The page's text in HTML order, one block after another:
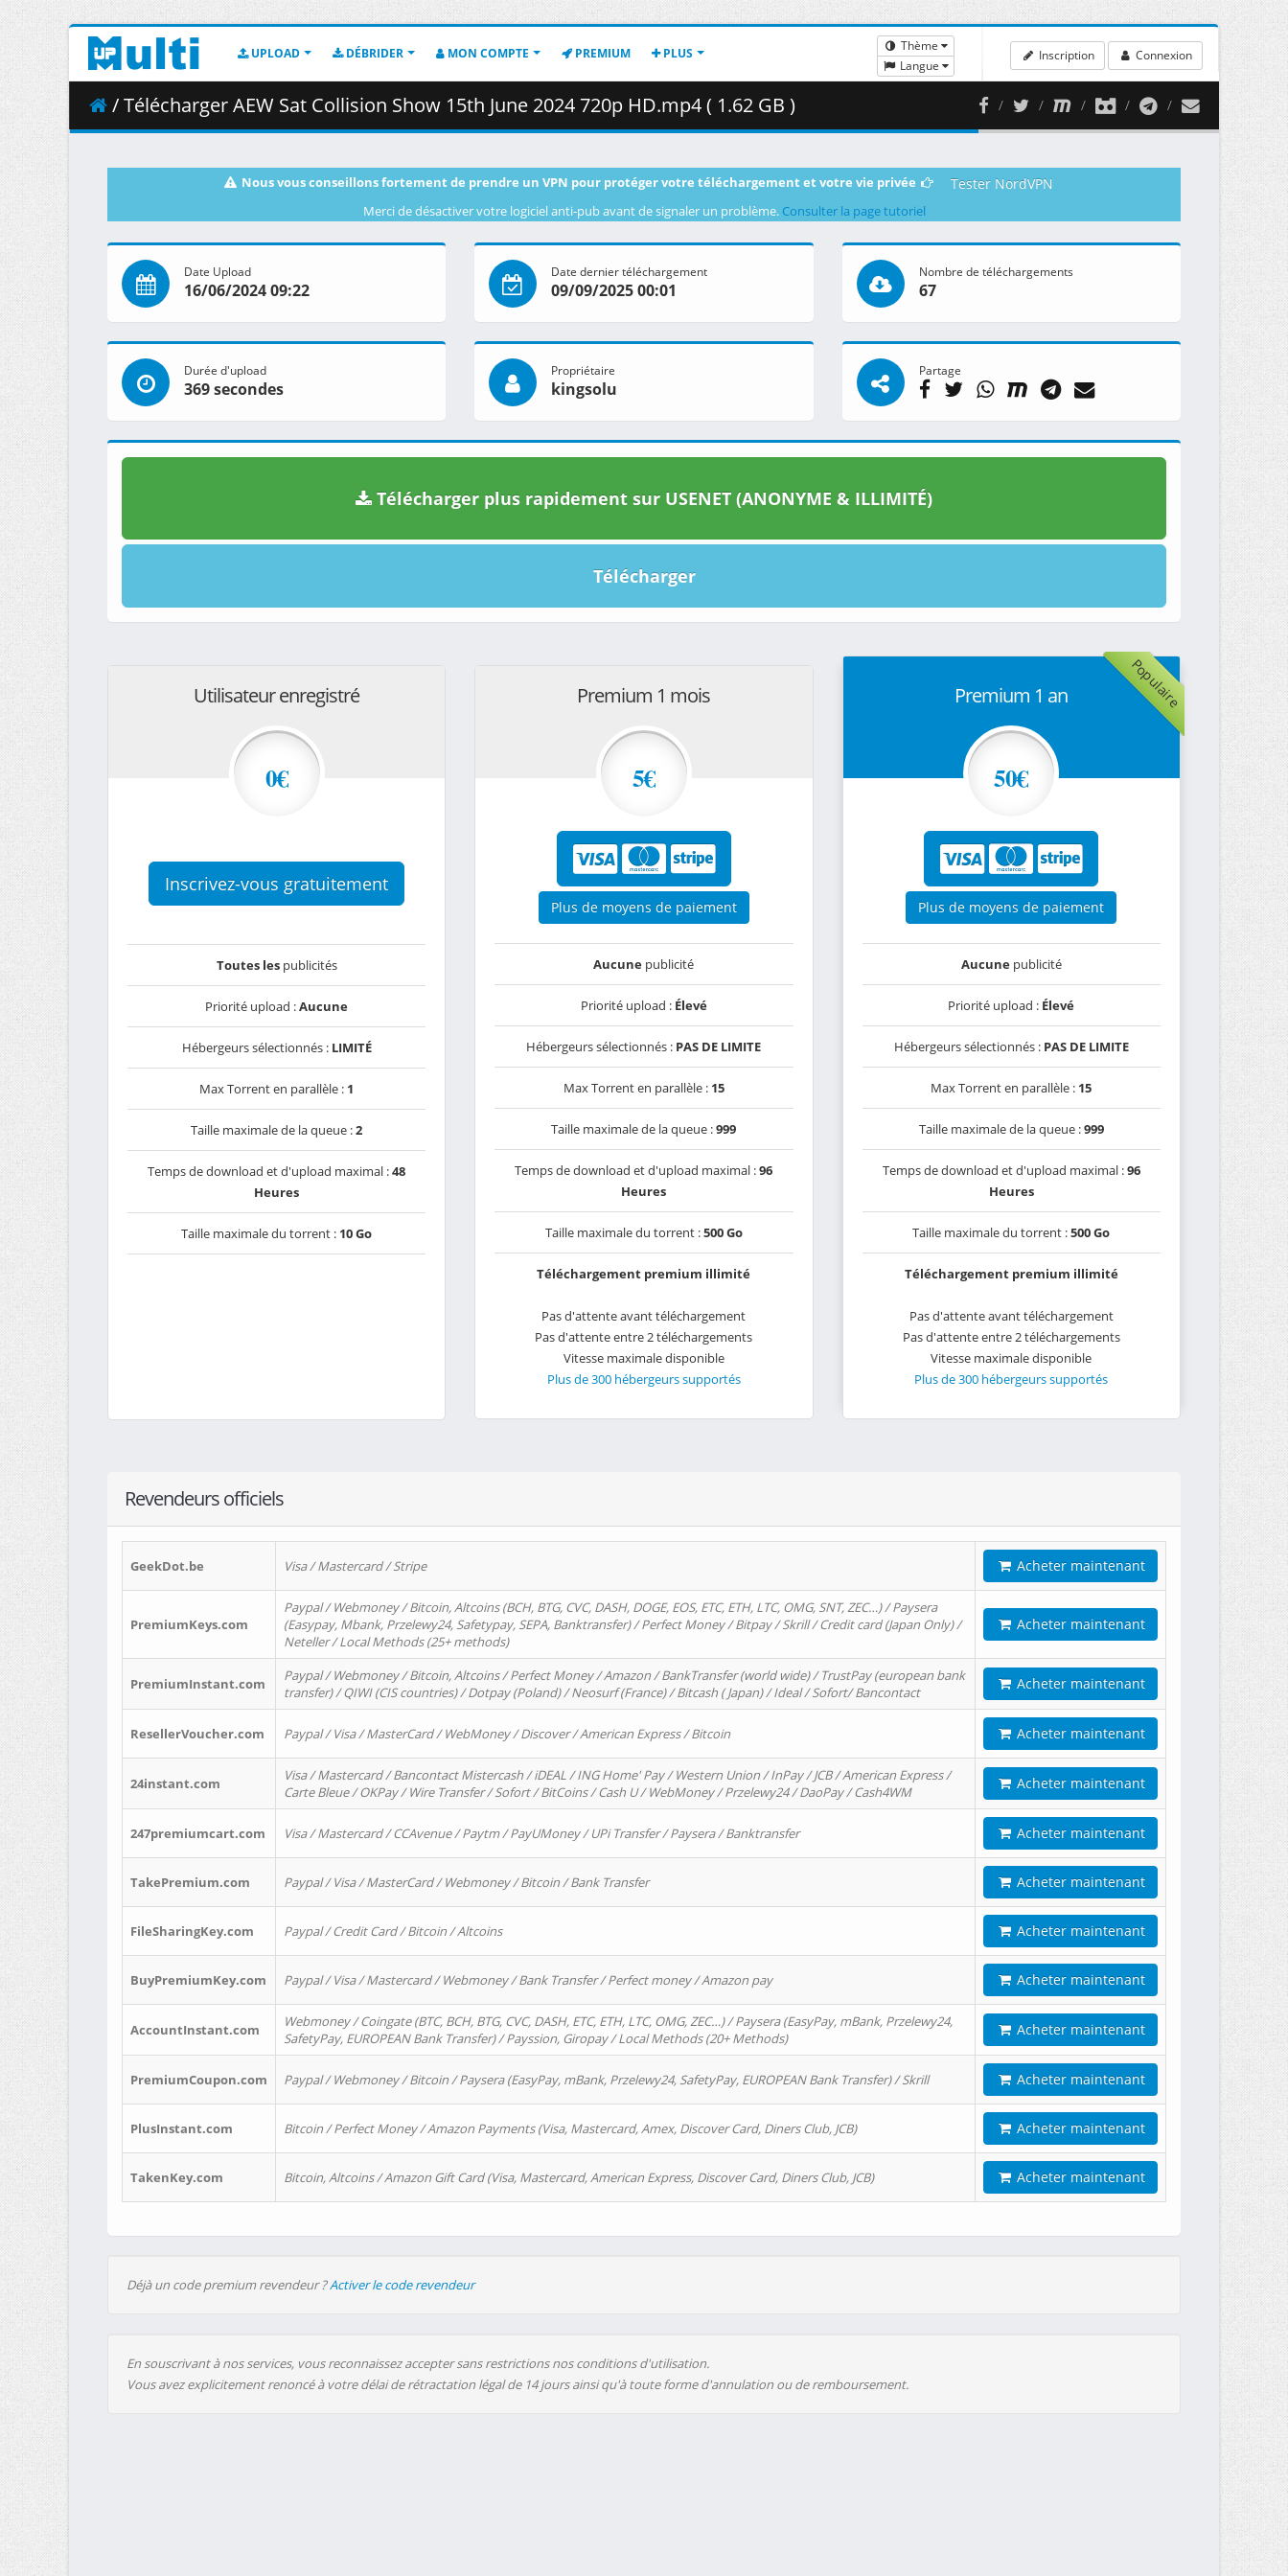
UPLOAD DÉBRIDER MON COMPTE PREMIUM PLUS
Thème
Langue
Inscription Connexion
/ Télécharger AEW Sat Collision Show 15th June 2024 720p HD.mp4 ( 1.62 GB )
Nous vous conseillons fortement de prendre un VPN pour protéger votre téléchargement et votre vie privée Tester NordVPN
Merci de désactiver votre logiciel anti-pub avant de signaler un problème. Consulter la page tutoriel
Date Upload
16/06/2024 09:22
Date dernier téléchargement
09/09/2025 00:01
Nombre de téléchargements
67
Durée d'upload
369 secondes
Propriétaire
kingsolu
Partage
Télécharger plus rapidement sur USENET (ANONYME & ILLIMITÉ)
Télécharger
Utilisateur enregistré
0€
Inscrivez-vous gratuitement
Toutes lespublicités
Priorité upload :Aucune
Hébergeurs sélectionnés : LIMITÉ
Max Torrent en parallèle : 1
Taille maximale de la queue :2
Temps de download et d'upload maximal :48
Heures
Taille maximale du torrent : 10 Go
Premium 1 mois
5€
Plus de moyens de paiement
Aucune publicité
Priorité upload : Élevé
Hébergeurs sélectionnés : PAS DE LIMITE
Max Torrent en parallèle : 15
Taille maximale de la queue :999
Temps de download et d'upload maximal :96
Heures
Taille maximale du torrent :500 Go
Téléchargement premium illimité
Pas d'attente avant téléchargement
Pas d'attente entre 2 téléchargements
Vitesse maximale disponible
Plus de 300 hébergeurs supportés
Populaire
Premium 1 an
50€
Plus de moyens de paiement
Aucunepublicité
Priorité upload : Élevé
Hébergeurs sélectionnés : PAS DE LIMITE
Max Torrent en parallèle : 15
Taille maximale de la queue :999
Temps de download et d'upload maximal :96
Heures
Taille maximale du torrent :500 Go
Téléchargement premium illimité
Pas d'attente avant téléchargement
Pas d'attente entre 2 téléchargements
Vitesse maximale disponible
Plus de 300 hébergeurs supportés
Revendeurs officiels
GeekDot.be Visa / Mastercard / Stripe Acheter maintenant
PremiumKeys.com
Paypal / Webmoney / Bitcoin, Altcoins (BCH, BTG, CVC, DASH, DOGE, EOS, ETC, ETH, LTC, OMG, SNT, ZEC…) / Paysera
(Easypay, Mbank, Przelewy24, Safetypay, SEPA, Banktransfer) / Perfect Money / Bitpay / Skrill / Credit card (Japan Only) /
Neteller / Local Methods (25+ methods)
Acheter maintenant
PremiumInstant.com
Paypal / Webmoney / Bitcoin, Altcoins / Perfect Money / Amazon / BankTransfer (world wide) / TrustPay (european bank
transfer) / QIWI (CIS countries) / Dotpay (Poland) / Neosurf (France) / Bitcash ( Japan) / Ideal / Sofort/ Bancontact
Acheter maintenant
ResellerVoucher.com Paypal / Visa / MasterCard / WebMoney / Discover / American Express / Bitcoin Acheter maintenant
24instant.com
Visa / Mastercard / Bancontact Mistercash / iDEAL / ING Home' Pay / Western Union / InPay / JCB / American Express /
Carte Bleue / OKPay / Wire Transfer / Sofort / BitCoins / Cash U / WebMoney / Przelewy24 / DaoPay / Cash4WM
Acheter maintenant
247premiumcart.com Visa / Mastercard / CCAvenue / Paytm / PayUMoney / UPi Transfer / Paysera / Banktransfer Acheter maintenant
TakePremium.com Paypal / Visa / MasterCard / Webmoney / Bitcoin / Bank Transfer Acheter maintenant
FileSharingKey.com Paypal / Credit Card / Bitcoin / Altcoins Acheter maintenant
BuyPremiumKey.com Paypal / Visa / Mastercard / Webmoney / Bank Transfer / Perfect money / Amazon pay Acheter maintenant
AccountInstant.com
Webmoney / Coingate (BTC, BCH, BTG, CVC, DASH, ETC, ETH, LTC, OMG, ZEC…) / Paysera (EasyPay, mBank, Przelewy24,
SafetyPay, EUROPEAN Bank Transfer) / Payssion, Giropay / Local Methods (20+ Methods)
Acheter maintenant
PremiumCoupon.com Paypal / Webmoney / Bitcoin / Paysera (EasyPay, mBank, Przelewy24, SafetyPay, EUROPEAN Bank Transfer) / Skrill Acheter maintenant
PlusInstant.com Bitcoin / Perfect Money / Amazon Payments (Visa, Mastercard, Amex, Discover Card, Diners Club, JCB) Acheter maintenant
TakenKey.com Bitcoin, Altcoins / Amazon Gift Card (Visa, Mastercard, American Express, Discover Card, Diners Club, JCB) Acheter maintenant
Déjà un code premium revendeur ?Activer le code revendeur
En souscrivant à nos services, vous reconnaissez accepter sans restrictions nos conditions d'utilisation.
Vous avez explicitement renoncé à votre délai de rétractation légal de 14 jours ainsi qu'à toute forme d'annulation ou de remboursement.